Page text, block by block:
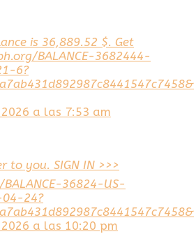
is 36,889.52 $. Get
BALANCE-3682444-
6?
a las 7:53 am
to you. SIGN IN >>>
36824-US-
04-24?
a las 10:20 pm